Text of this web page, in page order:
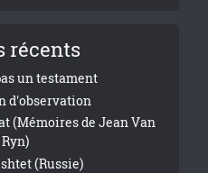
récents
un testament
d'observation
(Mémoires de Jean Van
Ryn)
(Russie)